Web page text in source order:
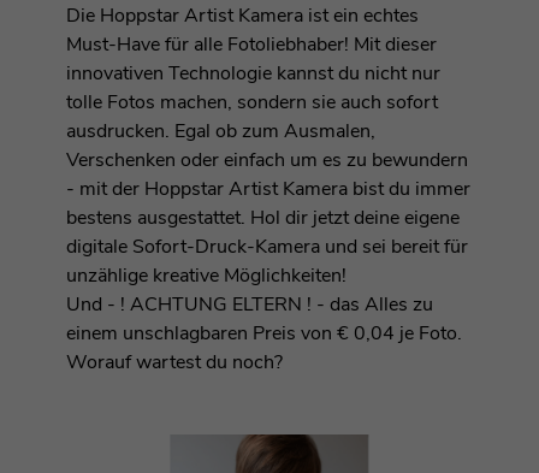
Die Hoppstar Artist Kamera ist ein echtes
Must-Have für alle Fotoliebhaber! Mit dieser
innovativen Technologie kannst du nicht nur
tolle Fotos machen, sondern sie auch sofort
ausdrucken. Egal ob zum Ausmalen,
Verschenken oder einfach um es zu bewundern
- mit der Hoppstar Artist Kamera bist du immer
bestens ausgestattet. Hol dir jetzt deine eigene
digitale Sofort-Druck-Kamera und sei bereit für
unzählige kreative Möglichkeiten!
Und - ! ACHTUNG ELTERN ! - das Alles zu
einem unschlagbaren Preis von € 0,04 je Foto.
Worauf wartest du noch?